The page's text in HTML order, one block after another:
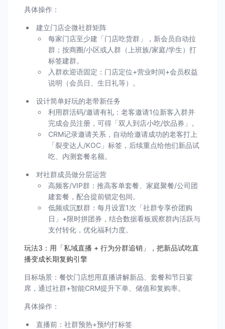
具体操作：
建立门店企微社群矩阵
每家门店至少建「门店吃货群」，新会员自动拉
群；按商圈/小区或人群（上班族/家庭/学生）打
标签建群。
入群欢迎语固定：门店定位+营业时间+会员权益
说明（会员日、生日礼等）。
设计简单好玩的老带新任务
利用群活码/邀请有礼：老客邀请1位新客入群并
完成会员注册，可得「双人到店小吃/饮品券」。
CRM记录邀请关系，自动给邀请成功的老客打上
「裂变达人/KOC」标签，后续重点给他们新品试
吃、内测套餐名额。
对社群成员做分层运营
高频客/VIP群：推高客单套餐、家庭聚餐/公司团
建套餐，配合提前锁定包间。
低频或沉默群：每月设置1次「社群专享价团购
日」+限时拼团券，结合数据看板观察群内活跃与
支付转化，优化福利力度。
玩法3：用「私域直播 + 行为分群追销」，把新品试吃直
播变成长期复购引擎
目标场景：餐饮门店想用直播讲解新品、套餐和节日宴
席，通过社群+智能CRM提升下单、储值和复购率。
具体操作：
直播前：社群预热+预约打标签